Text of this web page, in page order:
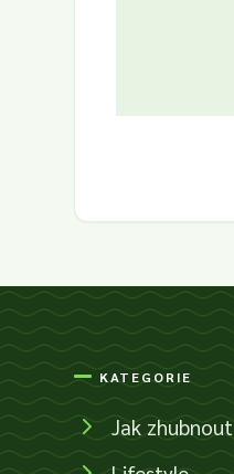
KATEGORIE
Jak zhubnout